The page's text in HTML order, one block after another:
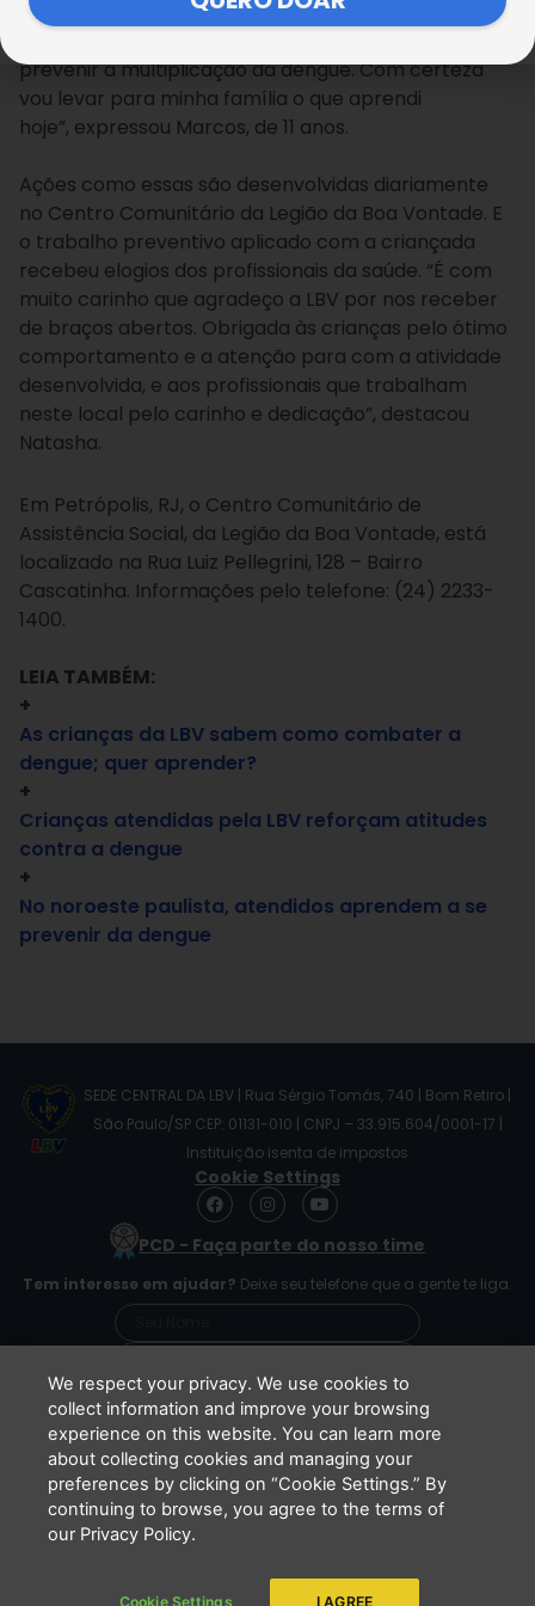
um folheto ilustrativo sobre o assusto. “Achei muito
prevenir a multiplicação da dengue. Com certeza
vou levar para minha família o que aprendi
hoje”, expressou Marcos, de 11 anos.
Ações como essas são desenvolvidas diariamente
no Centro Comunitário da Legião da Boa Vontade. E
o trabalho preventivo aplicado com a criançada
recebeu elogios dos profissionais da saúde. “É com
muito carinho que agradeço a LBV por nos receber
de braços abertos. Obrigada às crianças pelo ótimo
comportamento e a atenção para com a atividade
desenvolvida, e aos profissionais que trabalham
neste local pelo carinho e dedicação”, destacou
Natasha.
Em Petrópolis, RJ, o Centro Comunitário de
Assistência Social, da Legião da Boa Vontade, está
localizado na Rua Luiz Pellegrini, 128 – Bairro
Cascatinha. Informações pelo telefone: (24) 2233-
1400.
LEIA TAMBÉM:
+
As crianças da LBV sabem como combater a
dengue; quer aprender?
+
Crianças atendidas pela LBV reforçam atitudes
contra a dengue
+
No noroeste paulista, atendidos aprendem a se
prevenir da dengue
SEDE CENTRAL DA LBV | Rua Sérgio Tomás, 740 | Bom Retiro |
São Paulo/SP CEP: 01131-010 | CNPJ – 33.915.604/0001-17 |
Instituição isenta de impostos
Cookie Settings
F
a
e
o
o
I
n
s
t
g
r
m
Y
o
t
b
e
PCD - Faça parte do nosso time
Tem interesse em ajudar? Deixe seu telefone que a gente te liga.
Li e concordo que minhas informações serão
tratadas de acordo com oAviso de Privacidade
da LBV
ENVIAR
We respect your privacy. We use cookies to
collect information and improve your browsing
experience on this website. You can learn more
about collecting cookies and managing your
preferences by clicking on “Cookie Settings.” By
continuing to browse, you agree to the terms of
our Privacy Policy.
Cookie Settings I AGREE